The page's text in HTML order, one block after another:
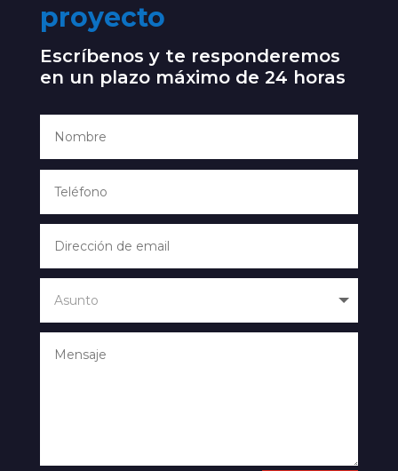
proyecto
Escríbenos y te responderemos
en un plazo máximo de 24 horas